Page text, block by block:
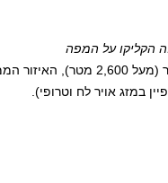
הקליקו על המפה